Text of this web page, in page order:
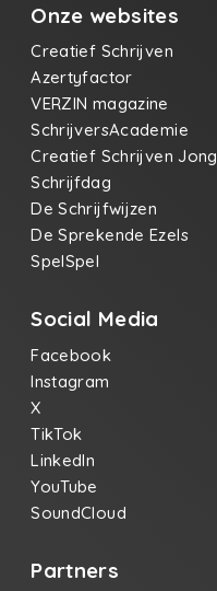
Onze websites
Creatief Schrijven
Azertyfactor
VERZIN magazine
SchrijversAcademie
Creatief Schrijven Jong
Schrijfdag
De Schrijfwijzen
De Sprekende Ezels
SpelSpel
Social Media
Facebook
Instagram
X
TikTok
LinkedIn
YouTube
SoundCloud
Partners